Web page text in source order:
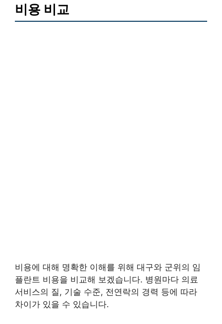
비용 비교
비용에 대해 명확한 이해를 위해 대구와 군위의 임
플란트 비용을 비교해 보겠습니다. 병원마다 의료
서비스의 질, 기술 수준, 전연락의 경력 등에 따라
차이가 있을 수 있습니다.